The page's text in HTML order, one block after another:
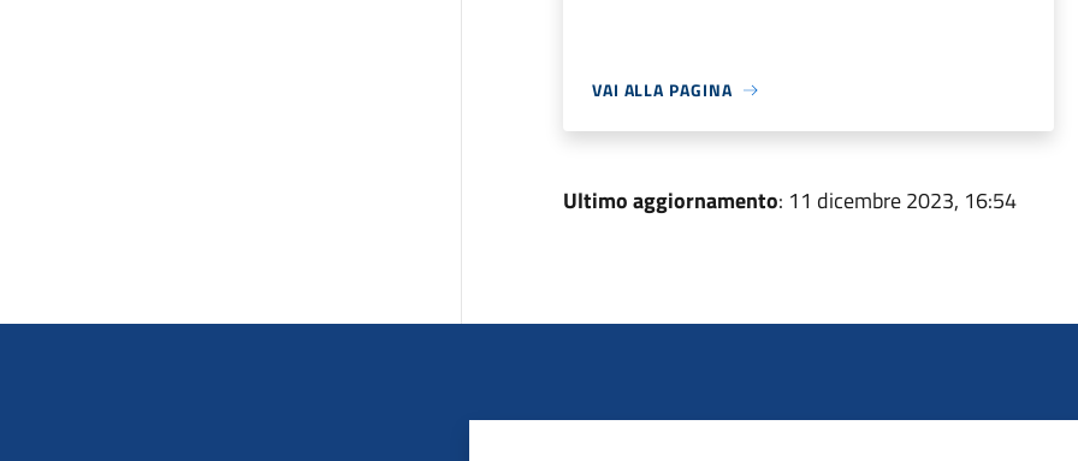
VAI ALLA PAGINA
Ultimo aggiornamento: 11 dicembre 2023, 16:54